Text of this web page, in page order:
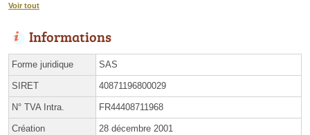
Voir tout
Informations
Forme juridique SAS
SIRET 40871196800029
N° TVA Intra. FR44408711968
Création 28 décembre 2001